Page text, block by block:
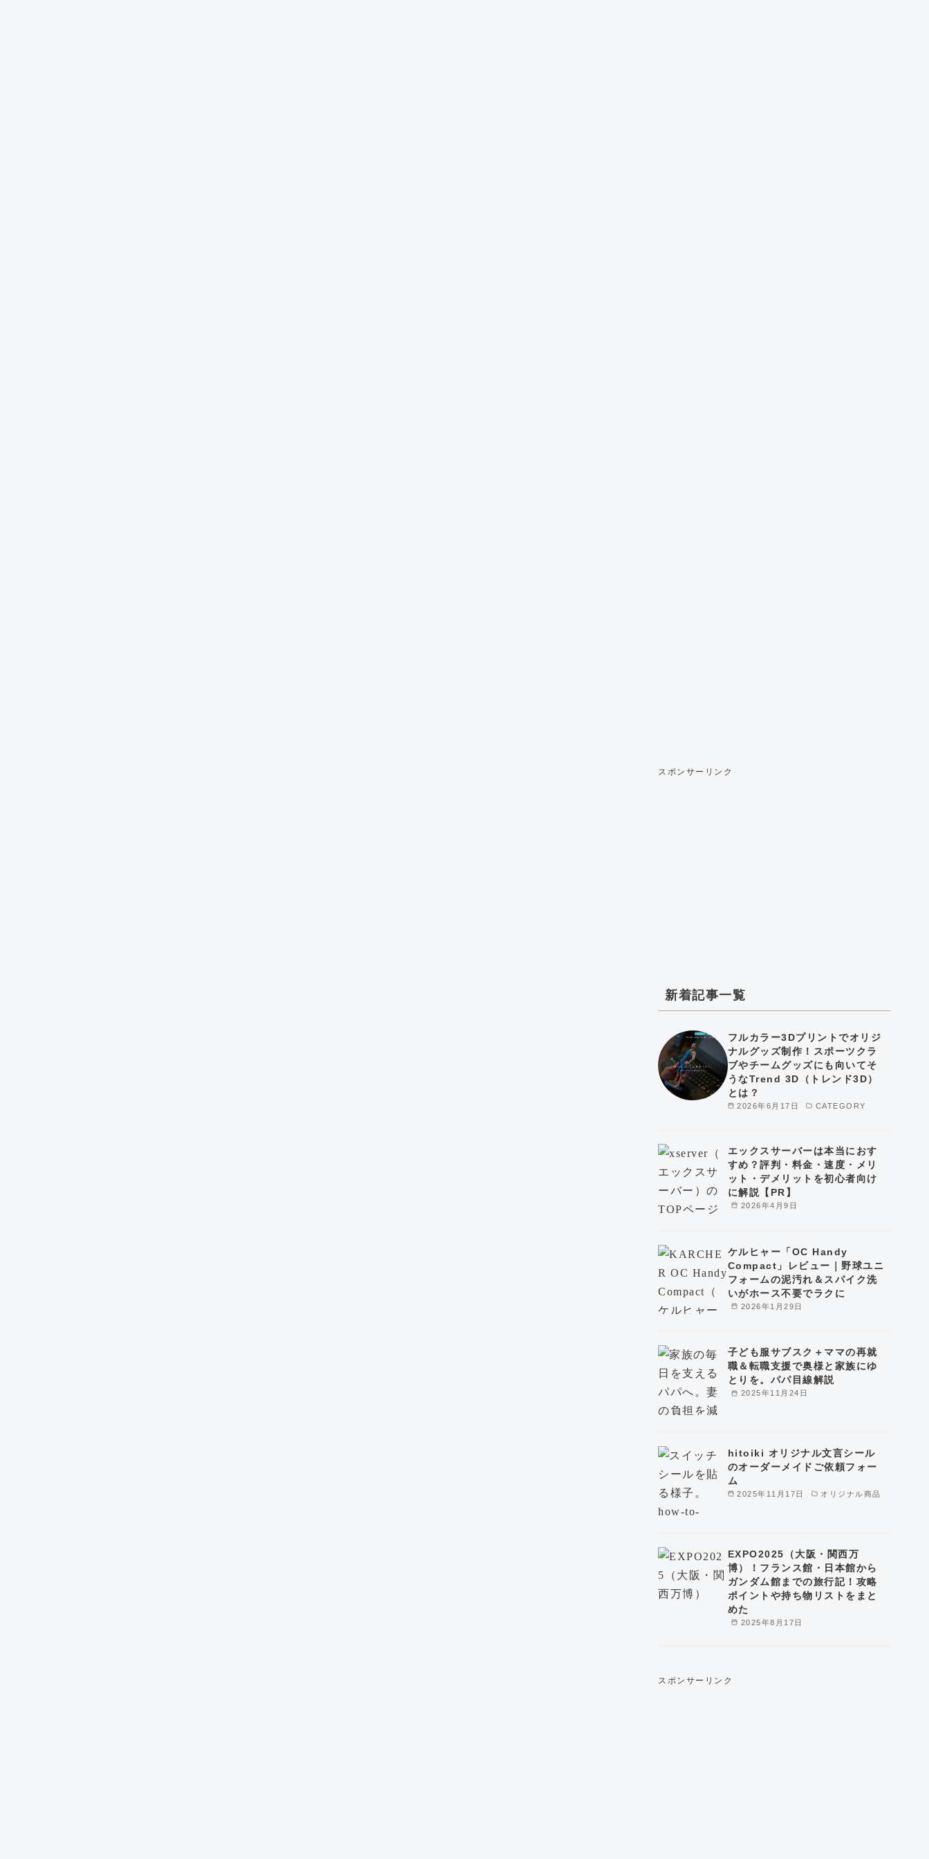
スポンサーリンク
新着記事一覧
2026年6月17日 CATEGORY
フルカラー3Dプリントでオリジ
ナルグッズ制作！スポーツクラ
ブやチームグッズにも向いてそ
うなTrend 3D（トレンド3D）
とは？
2026年4月9日
エックスサーバーは本当におす
すめ？評判・料金・速度・メリ
ット・デメリットを初心者向け
に解説【PR】
2026年1月29日
ケルヒャー「OC Handy
Compact」レビュー｜野球ユニ
フォームの泥汚れ＆スパイク洗
いがホース不要でラクに
2025年11月24日
子ども服サブスク＋ママの再就
職＆転職支援で奥様と家族にゆ
とりを。パパ目線解説
2025年11月17日 オリジナル商品
hitoiki オリジナル文言シール
のオーダーメイドご依頼フォー
ム
2025年8月17日
EXPO2025（大阪・関西万
博）！フランス館・日本館から
ガンダム館までの旅行記！攻略
ポイントや持ち物リストをまと
めた
スポンサーリンク